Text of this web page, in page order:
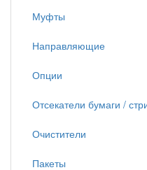
Муфты
Направляющие
Опции
Отсекатели бумаги /
Очистители
Пакеты